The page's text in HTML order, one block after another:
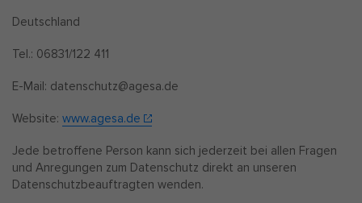
Deutschland
Tel.: 06831/122 411
E-Mail: datenschutz@agesa.de
Website: www.agesa.de
Jede betroffene Person kann sich jederzeit bei allen Fragen
und Anregungen zum Datenschutz direkt an unseren
Datenschutzbeauftragten wenden.